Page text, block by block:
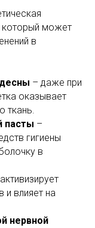
который может
в
– даже при
оказывает
ткань.
пасты –
гигиены
в
и влияет на
нервной